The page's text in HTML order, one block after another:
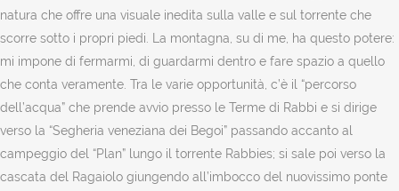
natura che offre una visuale inedita sulla valle e sul torrente che
scorre sotto i propri piedi. La montagna, su di me, ha questo potere:
mi impone di fermarmi, di guardarmi dentro e fare spazio a quello
che conta veramente. Tra le varie opportunità, c’è il “percorso
dell’acqua” che prende avvio presso le Terme di Rabbi e si dirige
verso la “Segheria veneziana dei Begoi” passando accanto al
campeggio del “Plan” lungo il torrente Rabbies; si sale poi verso la
cascata del Ragaiolo giungendo all’imbocco del nuovissimo ponte